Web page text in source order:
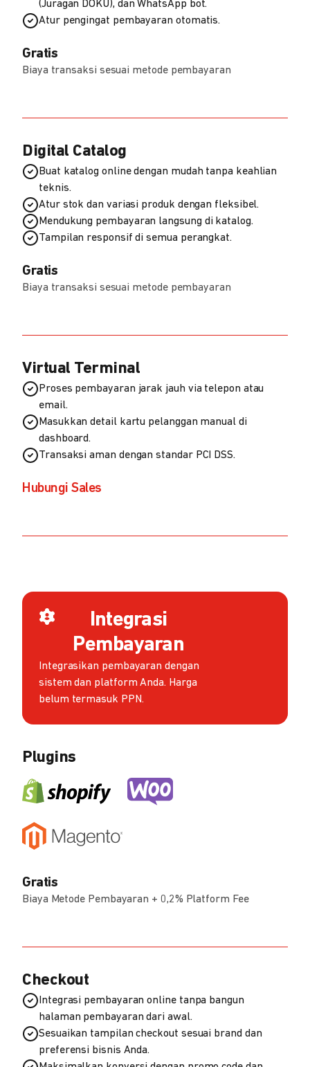
(Juragan DOKU), dan WhatsApp bot.
Atur pengingat pembayaran otomatis.
Gratis
Biaya transaksi sesuai metode pembayaran
Digital Catalog
Buat katalog online dengan mudah tanpa keahlian
teknis.
Atur stok dan variasi produk dengan fleksibel.
Mendukung pembayaran langsung di katalog.
Tampilan responsif di semua perangkat.
Gratis
Biaya transaksi sesuai metode pembayaran
Virtual Terminal
Proses pembayaran jarak jauh via telepon atau
email.
Masukkan detail kartu pelanggan manual di
dashboard.
Transaksi aman dengan standar PCI DSS.
Hubungi Sales
Integrasi
Pembayaran
Integrasikan pembayaran dengan
sistem dan platform Anda. Harga
belum termasuk PPN.
Plugins
Gratis
Biaya Metode Pembayaran + 0,2% Platform Fee
Checkout
Integrasi pembayaran online tanpa bangun
halaman pembayaran dari awal.
Sesuaikan tampilan checkout sesuai brand dan
preferensi bisnis Anda.